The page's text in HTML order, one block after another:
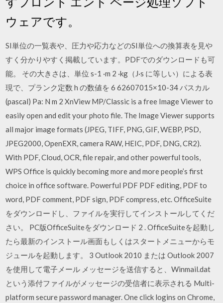
ウェアです。
SI単位の一覧表や、圧力や応力などのSI単位への換算表を見や
すく分かりやすく掲載しています。PDFでのダウンロードも可
能。 その大きさは、単位 s-1 ·m 2 ·kg（J·s に等しい）による表
現で、プランク定数 h の数値を 6 62607015×10-34 パスカル
(pascal) Pa: N m 2 XnView MP/Classic is a free Image Viewer to
easily open and edit your photo file. The Image Viewer supports
all major image formats (JPEG, TIFF, PNG, GIF, WEBP, PSD,
JPEG2000, OpenEXR, camera RAW, HEIC, PDF, DNG, CR2).
With PDF, Cloud, OCR, file repair, and other powerful tools,
WPS Office is quickly becoming more and more people’s first
choice in office software. Powerful PDF PDF editing, PDF to
word, PDF comment, PDF sign, PDF compress, etc. OfficeSuite
をダウンロードし、ファイルを実行してインストールしてくだ
さい。 PC版OfficeSuiteをダウンロード 2 . OfficeSuiteを起動し
たら最新のインストール画面もしくはスタートメニューからモ
ジュールを起動します。 3 Outlook 2010 または Outlook 2007
を使用して電子メール メッセージを送信すると、Winmail.dat
という添付ファイルがメッセージの受信者に表示される Multi-
platform secure password manager. One click logins on Chrome,